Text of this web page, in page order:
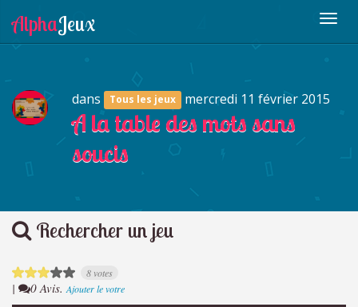
dans Tous les jeux mercredi 11 février 2015
A la table des mots sans
soucis
Rechercher un jeu
8 votes
| 0 Avis. Ajouter le votre